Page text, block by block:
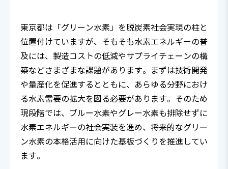
東京都は「グリーン水素」を脱炭素社会実現の柱と
位置付けていますが、そもそも水素エネルギーの普
及には、製造コストの低減やサプライチェーンの構
築などさまざまな課題があります。まずは技術開発
や量産化を促進するとともに、あらゆる分野におけ
る水素需要の拡大を図る必要があります。そのため
現段階では、ブルー水素やグレー水素も排除せずに
水素エネルギーの社会実装を進め、将来的なグリー
ン水素の本格活用に向けた基板づくりを推進してい
ます。